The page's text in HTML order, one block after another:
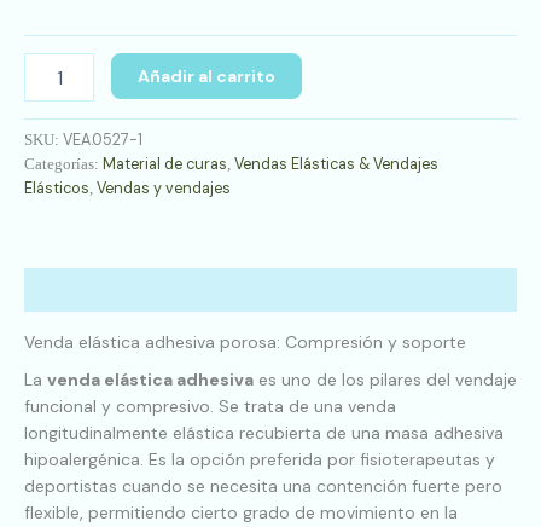
Añadir al carrito
SKU: VEA.0527-1
Categorías: Material de curas Vendas Elásticas & Vendajes
Elásticos Vendas y vendajes
Venda elástica adhesiva porosa: Compresión y soporte
La venda elástica adhesiva es uno de los pilares del vendaje
funcional y compresivo. Se trata de una venda
longitudinalmente elástica recubierta de una masa adhesiva
hipoalergénica. Es la opción preferida por fisioterapeutas y
deportistas cuando se necesita una contención fuerte pero
flexible, permitiendo cierto grado de movimiento en la